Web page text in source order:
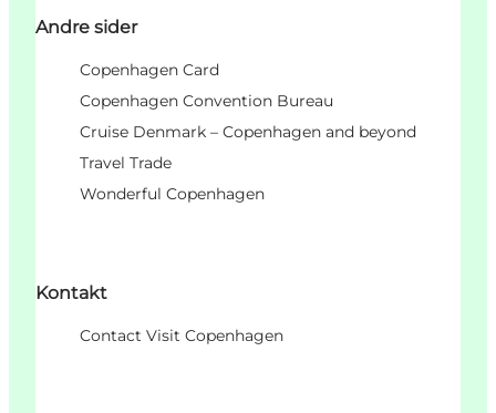
Andre sider
Copenhagen Card
Copenhagen Convention Bureau
Cruise Denmark – Copenhagen and beyond
Travel Trade
Wonderful Copenhagen
Kontakt
Contact Visit Copenhagen